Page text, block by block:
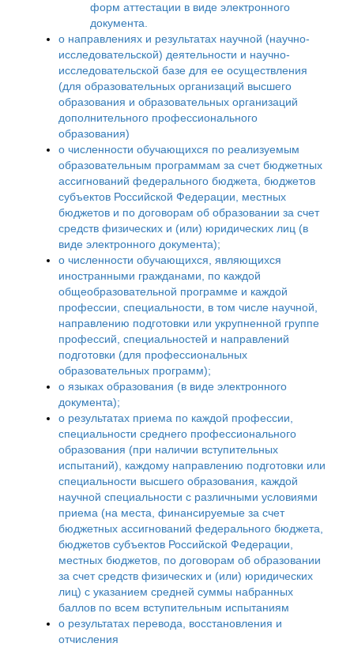
форм аттестации в виде электронного
документа.
о направлениях и результатах научной (научно-
исследовательской) деятельности и научно-
исследовательской базе для ее осуществления
(для образовательных организаций высшего
образования и образовательных организаций
дополнительного профессионального
образования)
о численности обучающихся по реализуемым
образовательным программам за счет бюджетных
ассигнований федерального бюджета, бюджетов
субъектов Российской Федерации, местных
бюджетов и по договорам об образовании за счет
средств физических и (или) юридических лиц (в
виде электронного документа);
о численности обучающихся, являющихся
иностранными гражданами, по каждой
общеобразовательной программе и каждой
профессии, специальности, в том числе научной,
направлению подготовки или укрупненной группе
профессий, специальностей и направлений
подготовки (для профессиональных
образовательных программ);
о языках образования (в виде электронного
документа);
о результатах приема по каждой профессии,
специальности среднего профессионального
образования (при наличии вступительных
испытаний), каждому направлению подготовки или
специальности высшего образования, каждой
научной специальности с различными условиями
приема (на места, финансируемые за счет
бюджетных ассигнований федерального бюджета,
бюджетов субъектов Российской Федерации,
местных бюджетов, по договорам об образовании
за счет средств физических и (или) юридических
лиц) с указанием средней суммы набранных
баллов по всем вступительным испытаниям
о результатах перевода, восстановления и
отчисления